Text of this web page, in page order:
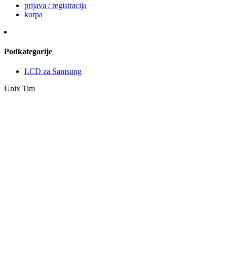
prijava / registracija
korpa
Podkategorije
LCD za Samsung
Unix Tim